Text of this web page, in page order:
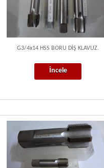
G3/4x14 HSS BORU DİŞ KLAVUZ.
İncele